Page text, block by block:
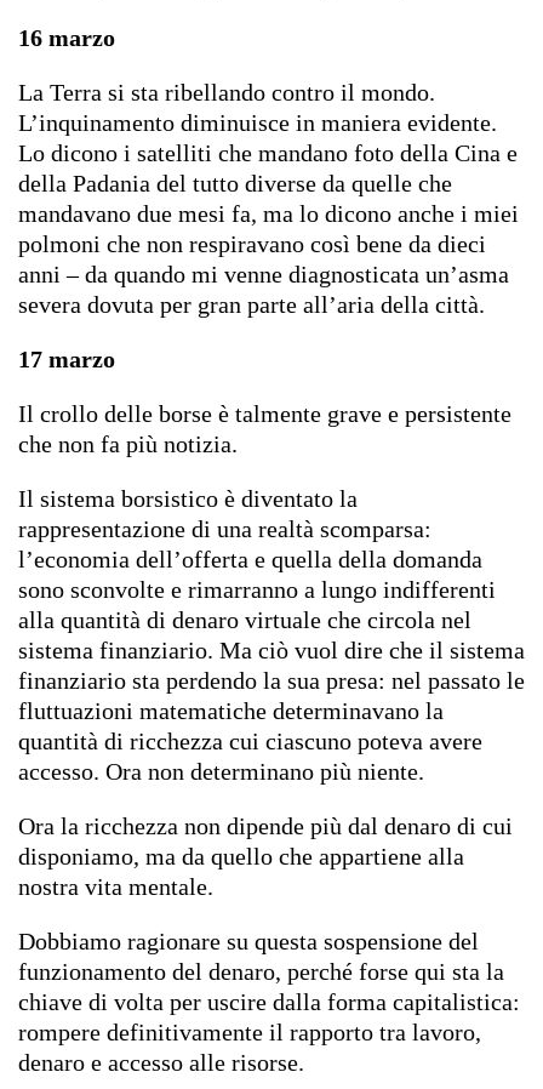
16 marzo
La Terra si sta ribellando contro il mondo.
L’inquinamento diminuisce in maniera evidente.
Lo dicono i satelliti che mandano foto della Cina e
della Padania del tutto diverse da quelle che
mandavano due mesi fa, ma lo dicono anche i miei
polmoni che non respiravano così bene da dieci
anni – da quando mi venne diagnosticata un’asma
severa dovuta per gran parte all’aria della città.
17 marzo
Il crollo delle borse è talmente grave e persistente
che non fa più notizia.
Il sistema borsistico è diventato la
rappresentazione di una realtà scomparsa:
l’economia dell’offerta e quella della domanda
sono sconvolte e rimarranno a lungo indifferenti
alla quantità di denaro virtuale che circola nel
sistema finanziario. Ma ciò vuol dire che il sistema
finanziario sta perdendo la sua presa: nel passato le
fluttuazioni matematiche determinavano la
quantità di ricchezza cui ciascuno poteva avere
accesso. Ora non determinano più niente.
Ora la ricchezza non dipende più dal denaro di cui
disponiamo, ma da quello che appartiene alla
nostra vita mentale.
Dobbiamo ragionare su questa sospensione del
funzionamento del denaro, perché forse qui sta la
chiave di volta per uscire dalla forma capitalistica:
rompere definitivamente il rapporto tra lavoro,
denaro e accesso alle risorse.